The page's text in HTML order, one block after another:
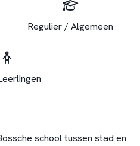
Regulier / Algemeen
school tussen stad en